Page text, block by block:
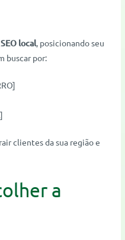
SEO local, posicionando seu
buscar por:
clientes da sua região e
a